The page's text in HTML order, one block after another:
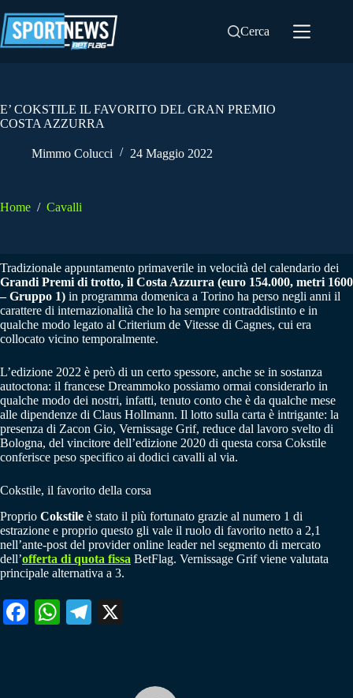
al
contenuto
Cerca
E’ COKSTILE IL FAVORITO DEL GRAN PREMIO
COSTA AZZURRA
Mimmo Colucci 24 Maggio 2022
Home / Cavalli
Tradizionale appuntamento primaverile in velocità del calendario dei
Grandi Premi di trotto, il Costa Azzurra (euro 154.000, metri 1600
– Gruppo 1) in programma domenica a Torino ha perso negli anni il
carattere di internazionalità che lo ha sempre contraddistinto e in
qualche modo legato al Criterium de Vitesse di Cagnes, cui era
collocato vicino temporalmente.
L’edizione 2022 è però di un certo spessore, anche se in sostanza
autoctona: il francese Dreammoko possiamo ormai considerarlo in
qualche modo dei nostri, infatti, tenuto conto che è da qualche mese
alle dipendenze di Claus Hollmann. Il lotto sulla carta è intrigante: la
presenza di Zacon Gio, Vernissage Grif, reduce dal lavoro svelto di
Bologna, del vincitore dell’edizione 2020 di questa corsa Cokstile
conferisce peso specifico ai dodici cavalli al via.
Cokstile, il favorito della corsa
Proprio Cokstile è stato il più fortunato grazie al numero 1 di
estrazione e proprio questo gli vale il ruolo di favorito netto a 2,1
nell’ante-post del provider online leader nel segmento di mercato
dell’offerta di quota fissa BetFlag. Vernissage Grif viene valutata
principale alternativa a 3.
Fa W
Te